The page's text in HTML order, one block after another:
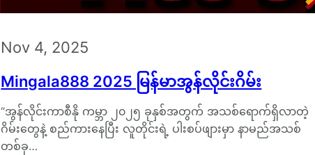
Nov 4, 2025
Mingala888 2025 မြန်မာအွန်လိုင်းဂိမ်း
“အွန်လိုင်းကာစီနို ကမ္ဘာ ၂၀၂၅ ခုနှစ်အတွက် အသစ်ရောက်ရှိလာတဲ့
ဂိမ်းတွေနဲ့ စည်ကားနေပြီး လူတိုင်းရဲ့ ပါးစပ်ဖျားမှာ နာမည်အသစ်
တစ်ခု…